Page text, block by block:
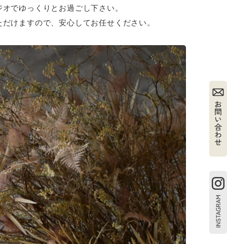
でゆっくりとお過ごし下さい。
けますので、安心してお任せください。